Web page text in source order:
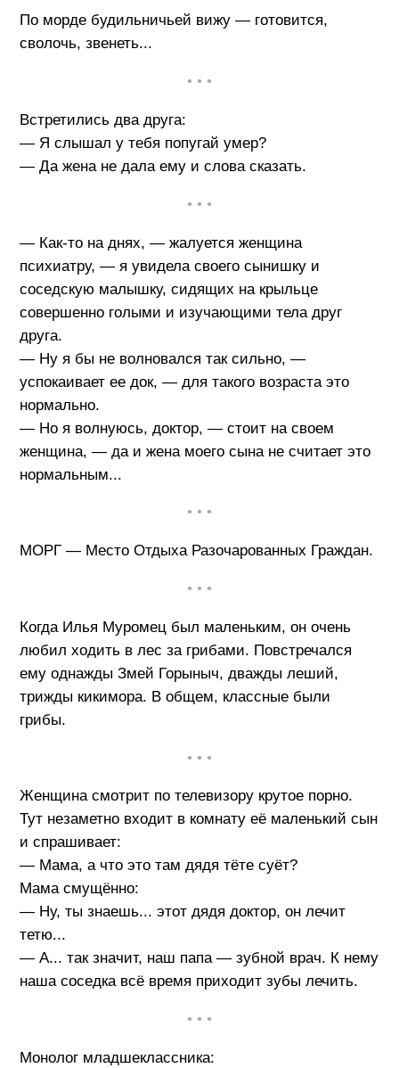
По морде будильничьей вижу — готовится,
сволочь, звенеть...
• • •
Встретились два друга:
— Я слышал у тебя попугай умер?
— Да жена не дала ему и слова сказать.
• • •
— Как-то на днях, — жалуется женщина
психиатру, — я увидела своего сынишку и
соседскую малышку, сидящих на крыльце
совершенно голыми и изучающими тела друг
друга.
— Ну я бы не волновался так сильно, —
успокаивает ее док, — для такого возраста это
нормально.
— Но я волнуюсь, доктор, — стоит на своем
женщина, — да и жена моего сына не считает это
нормальным...
• • •
МОРГ — Место Отдыха Разочарованных Граждан.
• • •
Когда Илья Муромец был маленьким, он очень
любил ходить в лес за грибами. Повстречался
ему однажды Змей Горыныч, дважды леший,
трижды кикимора. В общем, классные были
грибы.
• • •
Женщина смотрит по телевизору крутое порно.
Тут незаметно входит в комнату её маленький сын
и спрашивает:
— Мама, а что это там дядя тёте суёт?
Мама смущённо:
— Ну, ты знаешь... этот дядя доктор, он лечит
тетю...
— А... так значит, наш папа — зубной врач. К нему
наша соседка всё время приходит зубы лечить.
• • •
Монолог младшеклассника: